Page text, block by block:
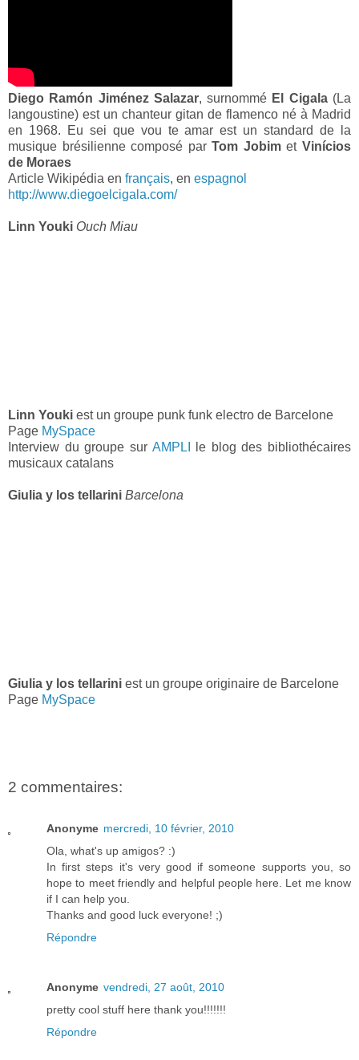
Diego Ramón Jiménez Salazar, surnommé El Cigala(La
langoustine) est un chanteur gitan de flamenco né à Madrid
en 1968. Eu sei que vou te amar est un standard de la
musique brésilienne composé parTom JobimetVinícios
de Moraes
Article Wikipédia en français, en espagnol
http://www.diegoelcigala.com/
Linn Youki Ouch Miau
Linn Youki est un groupe punk funk electro de Barcelone
Page MySpace
Interview du groupe sur AMPLI
le blog des bibliothécaires
musicaux catalans
Giulia y los tellarini Barcelona
Giulia y los tellarini est un groupe originaire de Barcelone
Page MySpace
2 commentaires:
Anonyme mercredi, 10 février, 2010
Ola, what's up amigos? :)
In first steps it's very good if someone supports you, so
hope to meet friendly and helpful people here. Let me know
if I can help you.
Thanks and good luck everyone! ;)
Répondre
Anonyme vendredi, 27 août, 2010
pretty cool stuff here thank you!!!!!!!
Répondre